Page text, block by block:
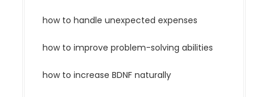
how to handle unexpected expenses
how to improve problem-solving abilities
how to increase BDNF naturally